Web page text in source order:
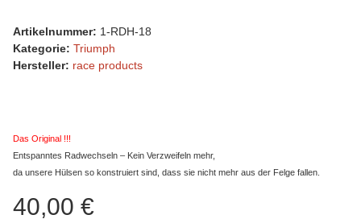
Artikelnummer: 1-RDH-18
Kategorie: Triumph
Hersteller: race products
Das Original !!!
Entspanntes Radwechseln – Kein Verzweifeln mehr,
da unsere Hülsen so konstruiert sind, dass sie nicht mehr aus der Felge fallen.
40,00 €